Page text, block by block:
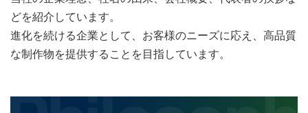
どを紹介しています。
進化を続ける企業として、お客様のニーズに応え、高品質
な制作物を提供することを目指しています。